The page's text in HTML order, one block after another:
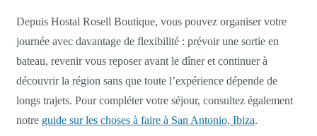
Depuis Hostal Rosell Boutique, vous pouvez organiser votre
journée avec davantage de flexibilité : prévoir une sortie en
bateau, revenir vous reposer avant le dîner et continuer à
découvrir la région sans que toute l’expérience dépende de
longs trajets. Pour compléter votre séjour, consultez également
notre guide sur les choses à faire à San Antonio, Ibiza.